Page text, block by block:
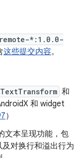
*:1.0.0-
这些提交内容。
TextTransform 和
和 widget
）
文本呈现功能，包
对换行和溢出行为